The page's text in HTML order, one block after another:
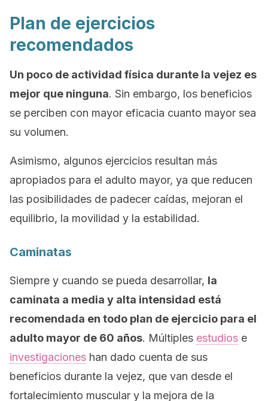
Plan de ejercicios
recomendados
Un poco de actividad física durante la vejez es
mejor que ninguna. Sin embargo, los beneficios
se perciben con mayor eficacia cuanto mayor sea
su volumen.
Asimismo, algunos ejercicios resultan más
apropiados para el adulto mayor, ya que reducen
las posibilidades de padecer caídas, mejoran el
equilibrio, la movilidad y la estabilidad.
Caminatas
Siempre y cuando se pueda desarrollar, la
caminata a media y alta intensidad está
recomendada en todo plan de ejercicio para el
adulto mayor de 60 años. Múltiples estudios e
investigaciones han dado cuenta de sus
beneficios durante la vejez, que van desde el
fortalecimiento muscular y la mejora de la